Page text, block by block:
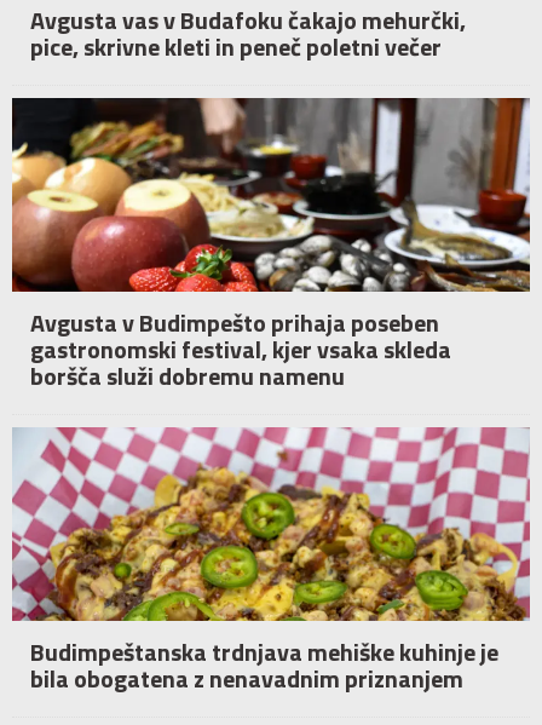
Avgusta vas v Budafoku čakajo mehurčki,
pice, skrivne kleti in peneč poletni večer
Avgusta v Budimpešto prihaja poseben
gastronomski festival, kjer vsaka skleda
boršča služi dobremu namenu
Budimpeštanska trdnjava mehiške kuhinje je
bila obogatena z nenavadnim priznanjem